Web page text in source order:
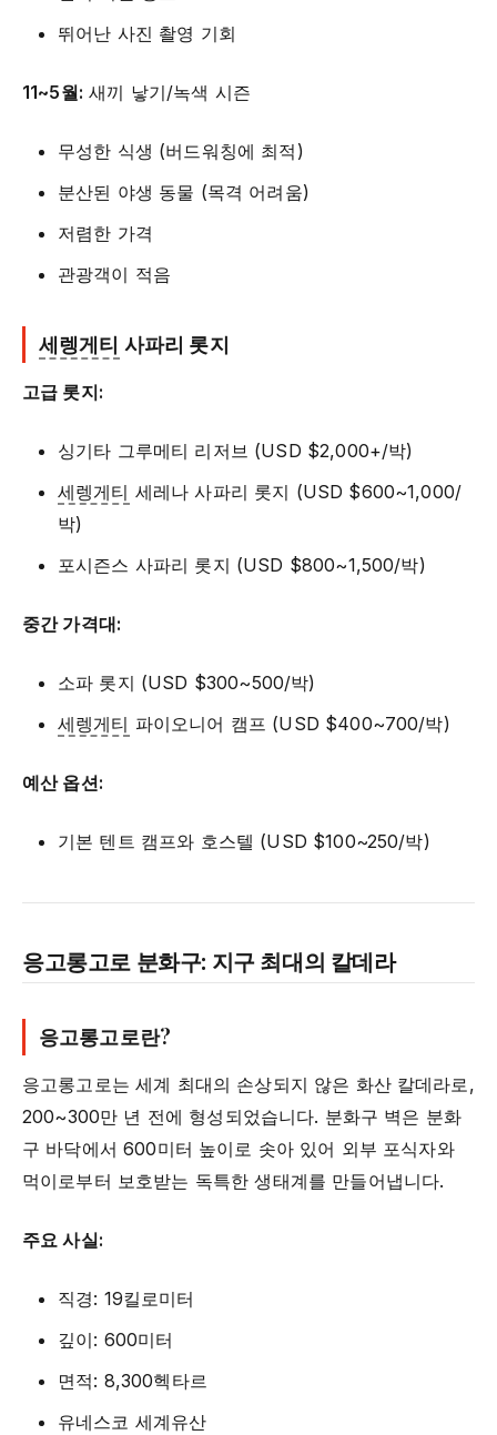
뛰어난 사진 촬영 기회
11~5월: 새끼 낳기/녹색 시즌
무성한 식생 (버드워칭에 최적)
분산된 야생 동물 (목격 어려움)
저렴한 가격
관광객이 적음
세렝게티 사파리 롯지
고급 롯지:
싱기타 그루메티 리저브 (USD $2,000+/박)
세렝게티 세레나 사파리 롯지 (USD $600~1,000/
박)
포시즌스 사파리 롯지 (USD $800~1,500/박)
중간 가격대:
소파 롯지 (USD $300~500/박)
세렝게티 파이오니어 캠프 (USD $400~700/박)
예산 옵션:
기본 텐트 캠프와 호스텔 (USD $100~250/박)
응고롱고로 분화구: 지구 최대의 칼데라
응고롱고로란?
응고롱고로는 세계 최대의 손상되지 않은 화산 칼데라로,
200~300만 년 전에 형성되었습니다. 분화구 벽은 분화
구 바닥에서 600미터 높이로 솟아 있어 외부 포식자와
먹이로부터 보호받는 독특한 생태계를 만들어냅니다.
주요 사실:
직경: 19킬로미터
깊이: 600미터
면적: 8,300헥타르
유네스코 세계유산